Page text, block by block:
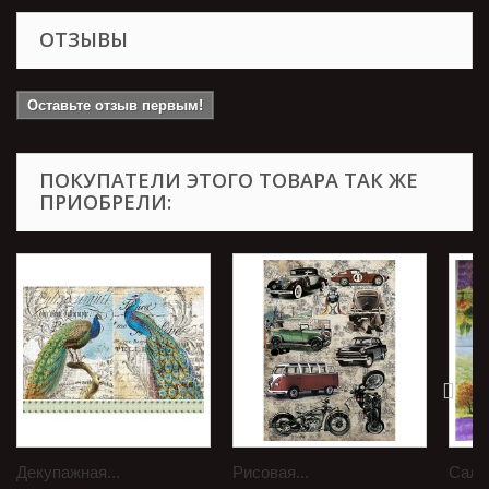
ОТЗЫВЫ
Оставьте отзыв первым!
ПОКУПАТЕЛИ ЭТОГО ТОВАРА ТАК ЖЕ
ПРИОБРЕЛИ:
Декупажная... Рисовая...